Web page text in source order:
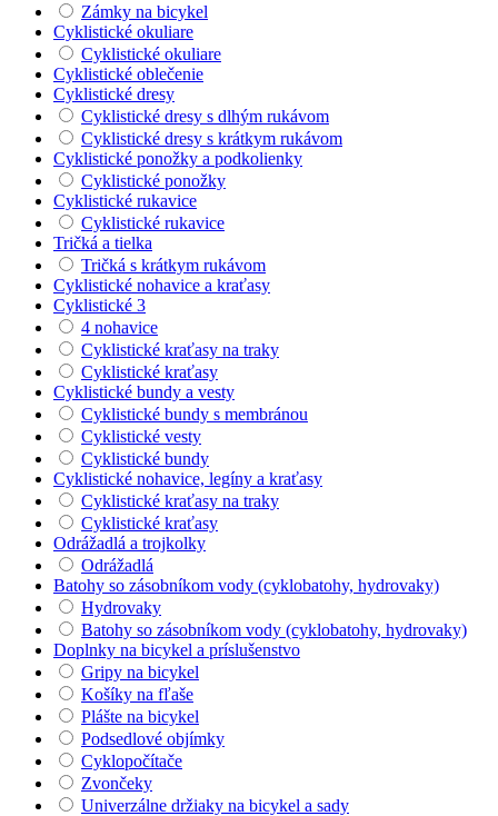
Zámky na bicykel
Cyklistické okuliare
Cyklistické okuliare
Cyklistické oblečenie
Cyklistické dresy
Cyklistické dresy s dlhým rukávom
Cyklistické dresy s krátkym rukávom
Cyklistické ponožky a podkolienky
Cyklistické ponožky
Cyklistické rukavice
Cyklistické rukavice
Tričká a tielka
Tričká s krátkym rukávom
Cyklistické nohavice a kraťasy
Cyklistické 3
4 nohavice
Cyklistické kraťasy na traky
Cyklistické kraťasy
Cyklistické bundy a vesty
Cyklistické bundy s membránou
Cyklistické vesty
Cyklistické bundy
Cyklistické nohavice, legíny a kraťasy
Cyklistické kraťasy na traky
Cyklistické kraťasy
Odrážadlá a trojkolky
Odrážadlá
Batohy so zásobníkom vody (cyklobatohy, hydrovaky)
Hydrovaky
Batohy so zásobníkom vody (cyklobatohy, hydrovaky)
Doplnky na bicykel a príslušenstvo
Gripy na bicykel
Košíky na fľaše
Plášte na bicykel
Podsedlové objímky
Cyklopočítače
Zvončeky
Univerzálne držiaky na bicykel a sady